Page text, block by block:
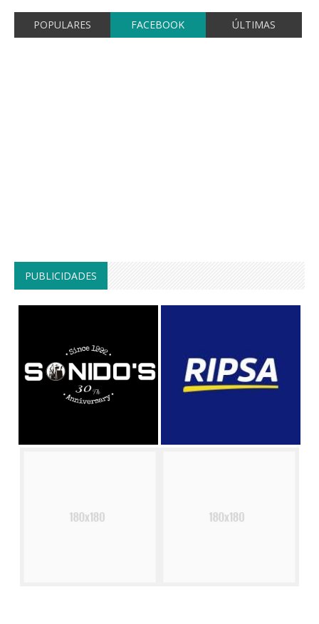
POPULARES FACEBOOK ÚLTIMAS
PUBLICIDADES